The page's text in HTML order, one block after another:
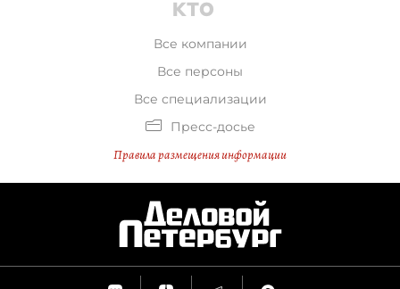
Все компании
Все персоны
Все специализации
Пресс-досье
Правила размещения информации